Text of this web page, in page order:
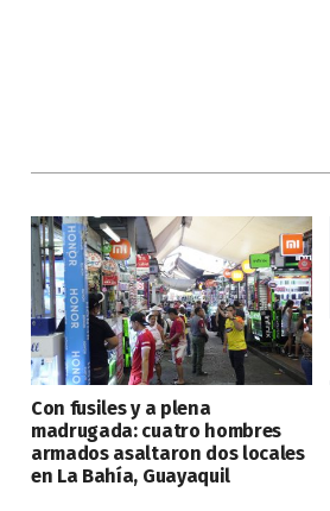
Con fusiles y a plena
madrugada: cuatro hombres
armados asaltaron dos locales
en La Bahía, Guayaquil